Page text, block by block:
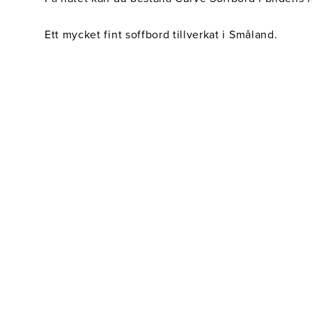
Belysning Mattor Soffbord
Ett mycket fint soffbord tillverkat i Småland.